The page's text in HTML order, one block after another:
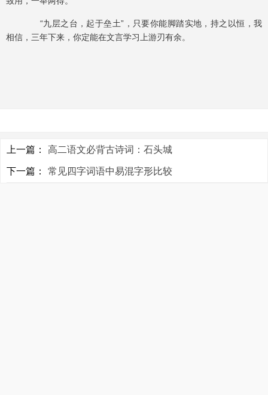
“九层之台，起于垒土”，只要你能脚踏实地，持之以恒，我
相信，三年下来，你定能在文言学习上游刃有余。
上一篇： 高二语文必背古诗词：石头城
下一篇： 常见四字词语中易混字形比较